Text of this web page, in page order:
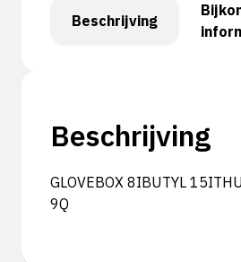
Beschrijving
Beschrijving
GLOVEBOX 8IBUTYL
9Q